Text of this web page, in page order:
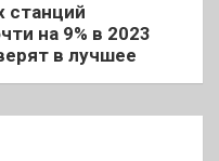
станций
на 9% в 2023
в лучшее